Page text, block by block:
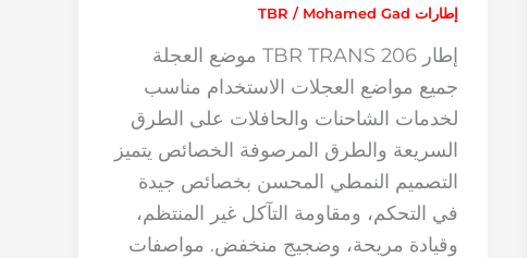
إطارات TBR / Mohamed Gad
إطار TBR TRANS 206 موضع العجلة
جميع مواضع العجلات الاستخدام مناسب
لخدمات الشاحنات والحافلات على الطرق
السريعة والطرق المرصوفة الخصائص يتميز
التصميم النمطي المحسن بخصائص جيدة
في التحكم، ومقاومة التآكل غير المنتظم،
وقيادة مريحة، وضجيج منخفض. مواصفات